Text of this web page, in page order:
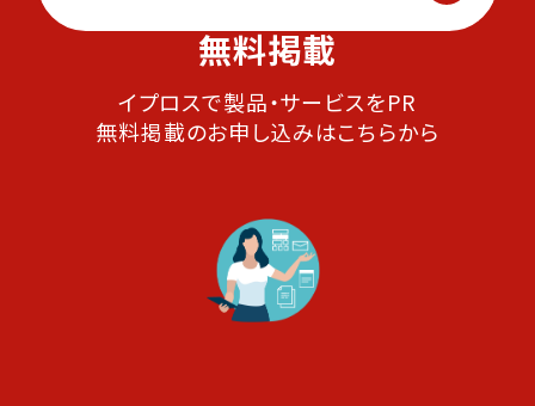
無料掲載
イプロスで製品・サービスをPR
無料掲載のお申し込みはこちらから